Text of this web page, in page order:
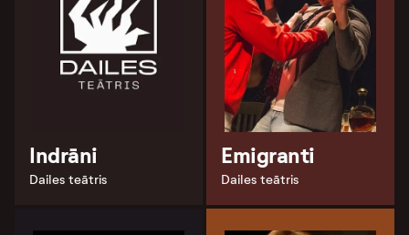
Indrāni
Dailes teātris
Emigranti
Dailes teātris